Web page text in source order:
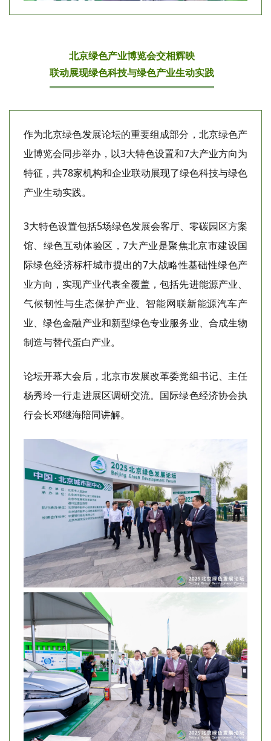
北京绿色产业博览会交相辉映
联动展现绿色科技与绿色产业生动实践
作为北京绿色发展论坛的重要组成部分，北京绿色产
业博览会同步举办，以3大特色设置和7大产业方向为
特征，共78家机构和企业联动展现了绿色科技与绿色
产业生动实践。
3大特色设置包括5场绿色发展会客厅、零碳园区方案
馆、绿色互动体验区，7大产业是聚焦北京市建设国
际绿色经济标杆城市提出的7大战略性基础性绿色产
业方向，实现产业代表全覆盖，包括先进能源产业、
气候韧性与生态保护产业、智能网联新能源汽车产
业、绿色金融产业和新型绿色专业服务业、合成生物
制造与替代蛋白产业。
论坛开幕大会后，北京市发展改革委党组书记、主任
杨秀玲一行走进展区调研交流。国际绿色经济协会执
行会长邓继海陪同讲解。